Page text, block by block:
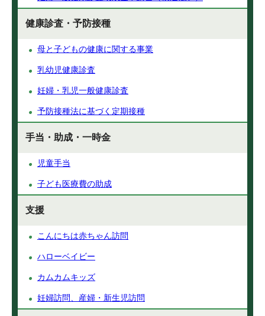
健康診査・予防接種
母と子どもの健康に関する事業
乳幼児健康診査
妊婦・乳児一般健康診査
予防接種法に基づく定期接種
手当・助成・一時金
児童手当
子ども医療費の助成
支援
こんにちは赤ちゃん訪問
ハローベイビー
カムカムキッズ
妊婦訪問、産婦・新生児訪問